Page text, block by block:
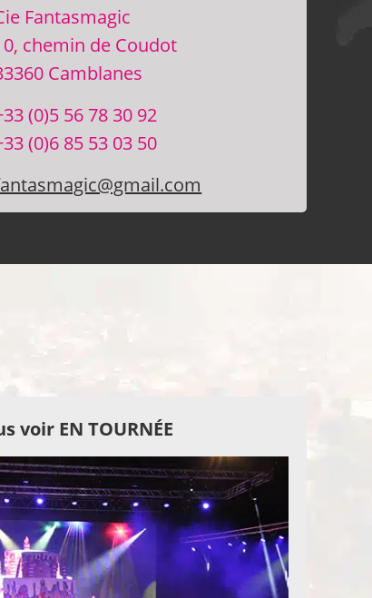
Fantasmagic
chemin de Coudot
Camblanes
(0)5 56 78 30 92
(0)6 85 53 03 50
voir EN TOURNÉE